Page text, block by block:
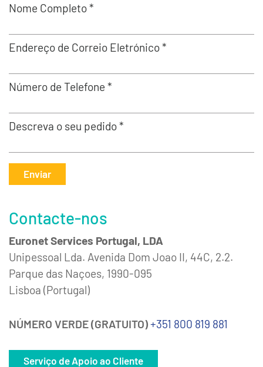
Nome Completo *
Endereço de Correio Eletrónico *
Número de Telefone *
Descreva o seu pedido *
Enviar
Contacte-nos
Euronet Services Portugal, LDA
Unipessoal Lda. Avenida Dom Joao II, 44C, 2.2.
Parque das Naçoes, 1990-095
Lisboa (Portugal)
NÚMERO VERDE (GRATUITO)+351 800 819 881
Serviço de Apoio ao Cliente